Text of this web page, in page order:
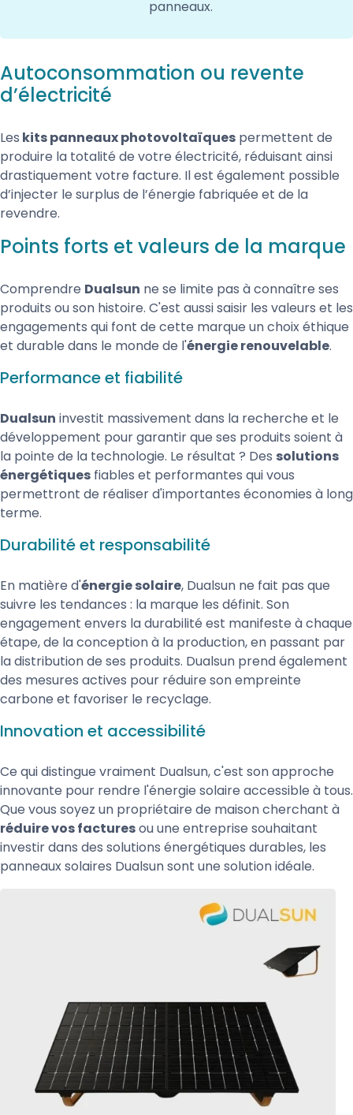
panneaux.
Autoconsommation ou revente
d’électricité
Les kits panneaux photovoltaïques permettent de
produire la totalité de votre électricité, réduisant ainsi
drastiquement votre facture. Il est également possible
d’injecter le surplus de l’énergie fabriquée et de la
revendre.
Points forts et valeurs de la marque
Comprendre Dualsun ne se limite pas à connaître ses
produits ou son histoire. C'est aussi saisir les valeurs et les
engagements qui font de cette marque un choix éthique
et durable dans le monde de l'énergie renouvelable.
Performance et fiabilité
Dualsun investit massivement dans la recherche et le
développement pour garantir que ses produits soient à
la pointe de la technologie. Le résultat ? Des solutions
énergétiques fiables et performantes qui vous
permettront de réaliser d'importantes économies à long
terme.
Durabilité et responsabilité
En matière d'énergie solaire, Dualsun ne fait pas que
suivre les tendances : la marque les définit. Son
engagement envers la durabilité est manifeste à chaque
étape, de la conception à la production, en passant par
la distribution de ses produits. Dualsun prend également
des mesures actives pour réduire son empreinte
carbone et favoriser le recyclage.
Innovation et accessibilité
Ce qui distingue vraiment Dualsun, c'est son approche
innovante pour rendre l'énergie solaire accessible à tous.
Que vous soyez un propriétaire de maison cherchant à
réduire vos facturesou une entreprise souhaitant
investir dans des solutions énergétiques durables, les
panneaux solaires Dualsun sont une solution idéale.